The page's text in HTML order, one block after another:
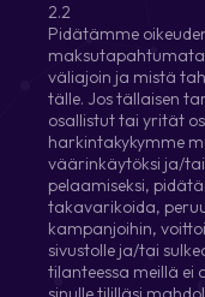
2.2
Pidätämme
väliajoin ja mistä
tälle. Jos tällaisen
osallistut tai yrität
harkintakykymme
väärinkäytöksi ja/
pelaamiseksi,
takavarikoida,
kampanjoihin,
sivustolle ja/tai
tilanteessa meillä ei